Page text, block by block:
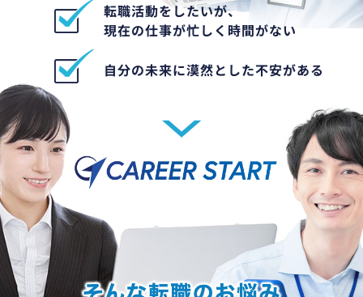
転職活動をしたいが、
現在の仕事が忙しく時間がない
自分の未来に漠然とした不安がある